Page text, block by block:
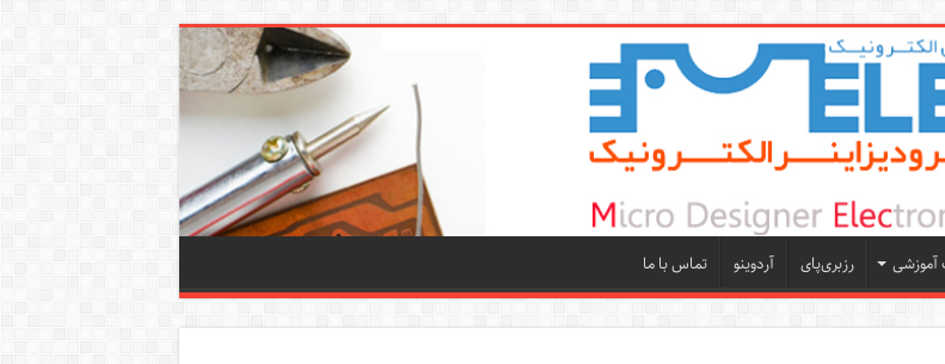
آموزشی رزبری‌پای آردوینو تماس با ما